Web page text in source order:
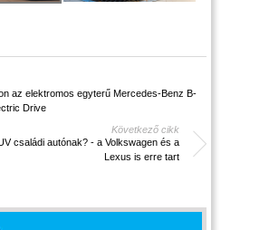
az elektromos egyterű Mercedes-Benz B-
Drive
Következő cikk
családi autónak? - a Volkswagen és a
Lexus is erre tart